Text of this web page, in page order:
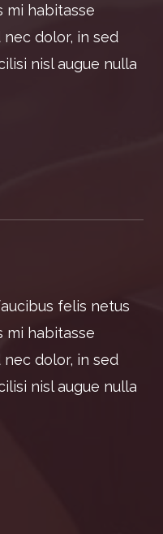
mi habitasse
dolor, in sed
nisl augue nulla
felis netus
mi habitasse
dolor, in sed
nisl augue nulla